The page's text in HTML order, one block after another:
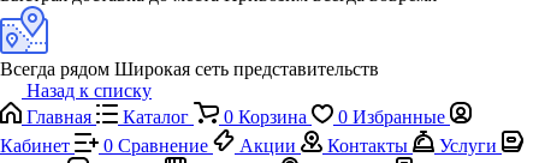
Всегда рядом Широкая сеть представительств
Назад к списку
Главная
Каталог 0 Корзина 0 Избранные
Кабинет
0 Сравнение Акции Контакты
Услуги